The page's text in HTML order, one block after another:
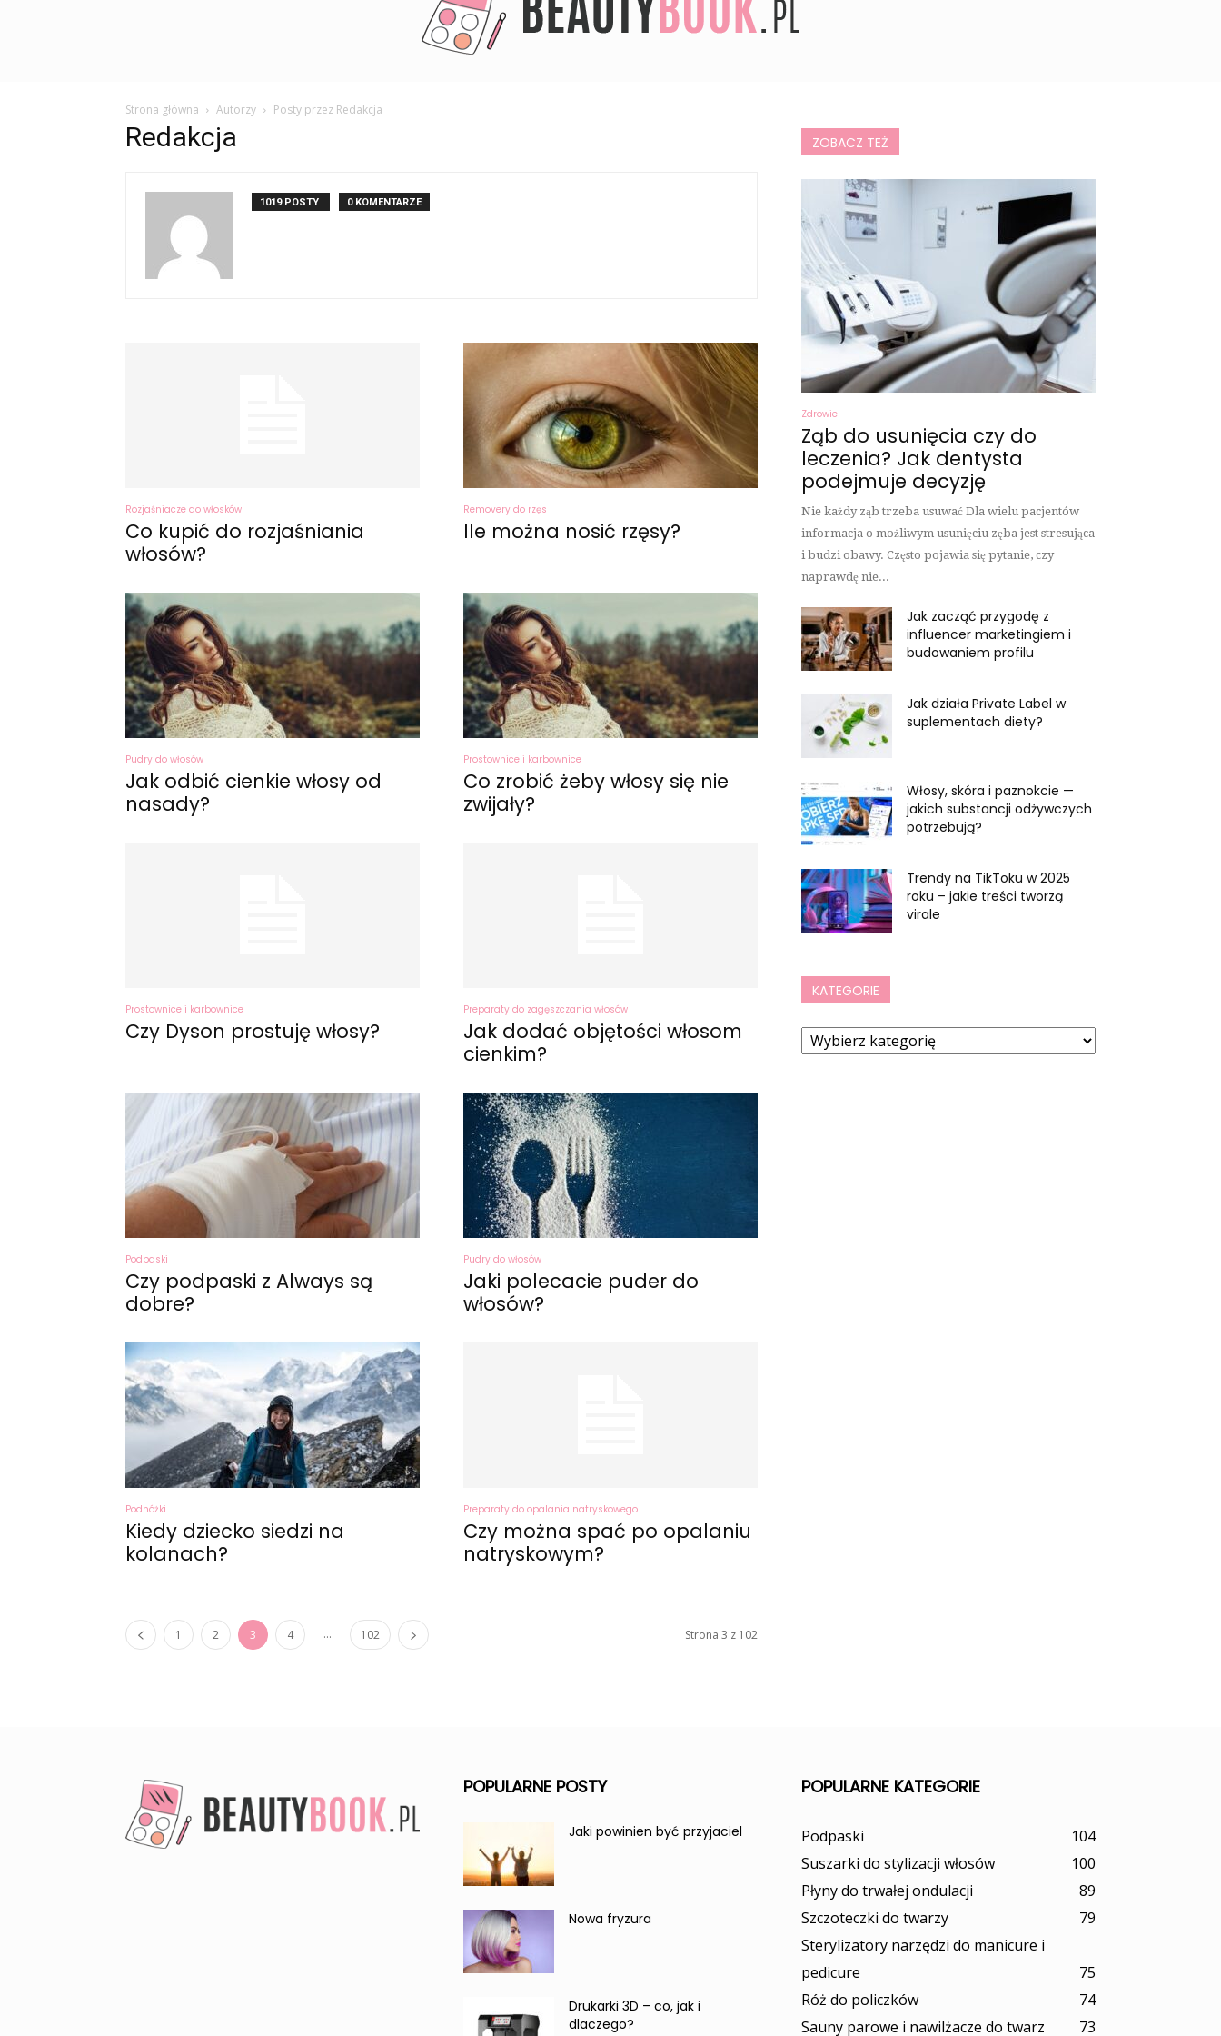
Strona główna Autorzy Posty przez Redakcja
Redakcja
1019 POSTY 0 KOMENTARZE
Rozjaśniacze do włosków
Co kupić do rozjaśniania
włosów?
Removery do rzęs
Ile można nosić rzęsy?
Pudry do włosów
Jak odbić cienkie włosy od
nasady?
Prostownice i karbownice
Co zrobić żeby włosy się nie
zwijały?
Prostownice i karbownice
Czy Dyson prostuję włosy?
Preparaty do zagęszczania włosów
Jak dodać objętości włosom
cienkim?
Podpaski
Czy podpaski z Always są
dobre?
Pudry do włosów
Jaki polecacie puder do
włosów?
Podnóżki
Kiedy dziecko siedzi na
kolanach?
Preparaty do opalania natryskowego
Czy można spać po opalaniu
natryskowym?
1 2 3 4 ... 102 Strona 3 z 102
ZOBACZ TEŻ
Zdrowie
Ząb do usunięcia czy do
leczenia? Jak dentysta
podejmuje decyzję
Nie każdy ząb trzeba usuwać Dla wielu pacjentów
informacja o możliwym usunięciu zęba jest stresująca
i budzi obawy. Często pojawia się pytanie, czy
naprawdę nie...
Jak zacząć przygodę z
influencer marketingiem i
budowaniem profilu
Jak działa Private Label w
suplementach diety?
Włosy, skóra i paznokcie —
jakich substancji odżywczych
potrzebują?
Trendy na TikToku w 2025
roku – jakie treści tworzą
virale
KATEGORIE
Kategorie
POPULARNE POSTY
Jaki powinien być przyjaciel
Nowa fryzura
Drukarki 3D – co, jak i
dlaczego?
POPULARNE KATEGORIE
Podpaski
104
Suszarki do stylizacji włosów
100
Płyny do trwałej ondulacji
89
Szczoteczki do twarzy
79
Sterylizatory narzędzi do manicure i
pedicure
75
Róż do policzków
74
Sauny parowe i nawilżacze do twarz
73